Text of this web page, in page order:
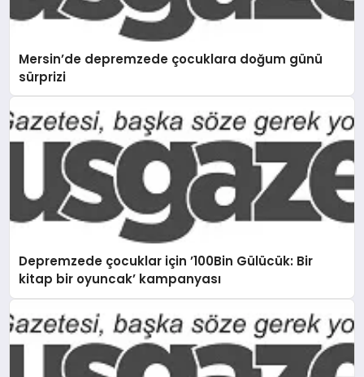
Mersin’de depremzede çocuklara doğum günü
sürprizi
Depremzede çocuklar için ’100Bin Gülücük: Bir
kitap bir oyuncak’ kampanyası